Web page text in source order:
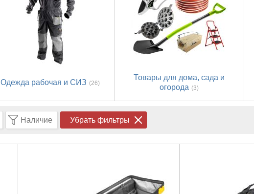
Одежда рабочая и СИЗ (26)
Товары для дома, сада и
огорода (3)
Наличие Убрать фильтры